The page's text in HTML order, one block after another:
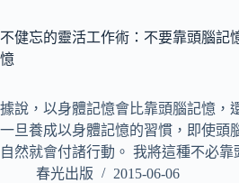
不健忘的靈活工作術：不要靠頭腦記
憶
據說，以身體記憶會比靠頭腦記憶，
一旦養成以身體記憶的習慣，即使頭
自然就會付諸行動。 我將這種不必
春光出版
2015-06-06